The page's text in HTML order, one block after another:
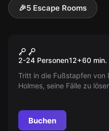
🎉5 Escape Rooms
Sherlock
2-24 Personen12+60 min.
Tritt in die Fußstapfen von
Holmes, seine Fälle zu
Buchen